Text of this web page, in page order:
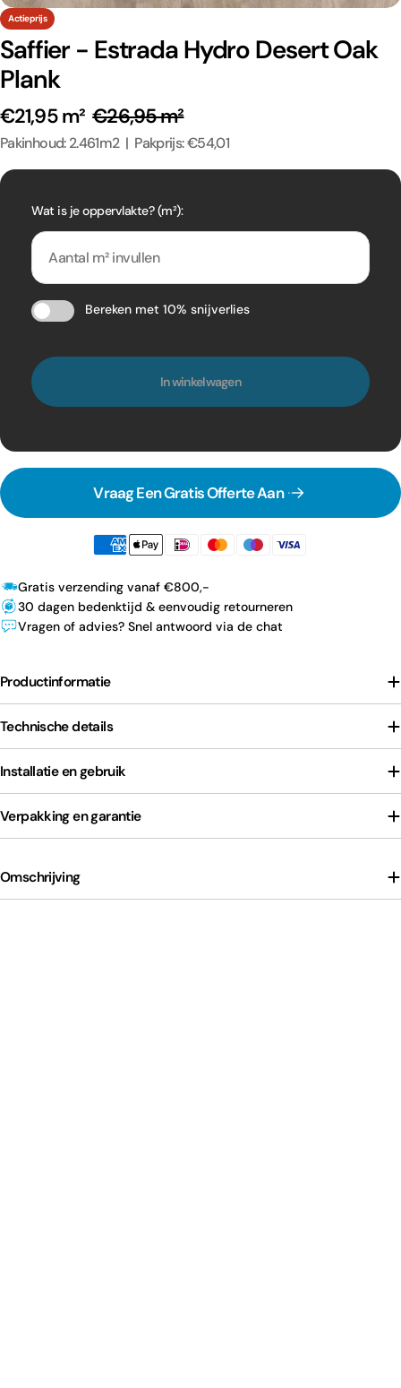
Actieprijs
Saffier - Estrada Hydro Desert Oak
Plank
€21,95 m² €26,95 m²
Pakinhoud: 2.461m2 | Pakprijs: €54,01
Wat is je oppervlakte? (m²):
Bereken met 10% snijverlies
In winkelwagen
Vraag Een Gratis Offerte Aan
Gratis verzending vanaf €800,-
30 dagen bedenktijd & eenvoudig retourneren
Vragen of advies? Snel antwoord via de chat
Productinformatie
Technische details
Installatie en gebruik
Verpakking en garantie
Omschrijving